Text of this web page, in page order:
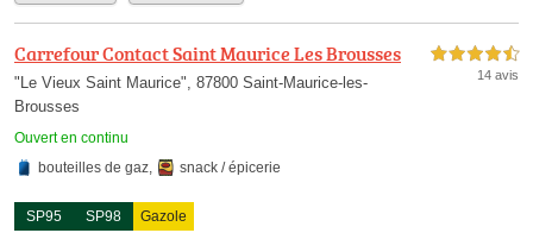
Carrefour Contact Saint Maurice Les Brousses
"Le Vieux Saint Maurice", 87800 Saint-Maurice-les-
Brousses
Ouvert en continu
4,5 étoiles sur 5
14 avis
bouteilles de gaz, snack / épicerie
SP95
SP98
Gazole